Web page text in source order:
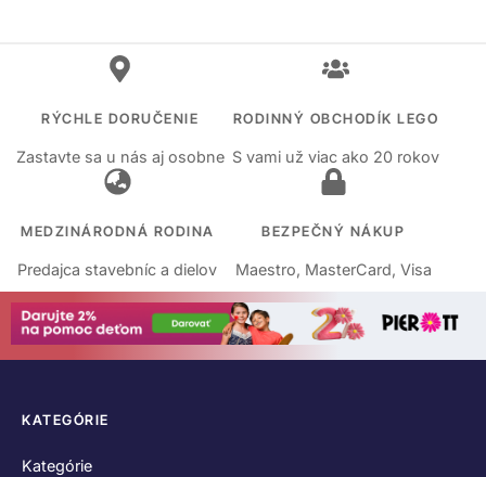
RÝCHLE DORUČENIE
Zastavte sa u nás aj osobne
RODINNÝ OBCHODÍK LEGO
S vami už viac ako 20 rokov
MEDZINÁRODNÁ RODINA
Predajca stavebníc a dielov
BEZPEČNÝ NÁKUP
Maestro, MasterCard, Visa
KATEGÓRIE
Kategórie